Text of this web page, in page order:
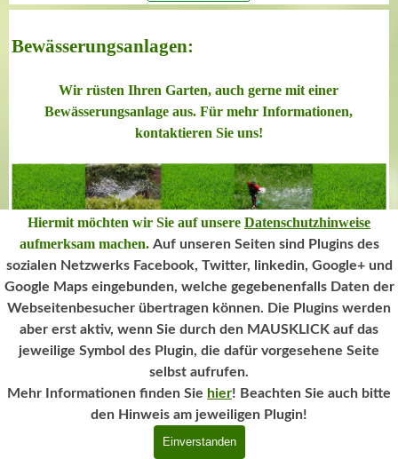
Bewässerungsanlagen:
Wir rüsten Ihren Garten, auch gernemit einer
Bewässerungsanlage aus. Für mehr Informationen,
kontaktieren Sie uns!
Impressum | Datenschutzbestimmungen
Haftungsausschluss
Created by
Zum Warenkorb
0,00 €
Hiermit möchten wir Sie auf unsere Datenschutzhinweise
aufmerksam machen. Auf unseren Seiten sind Plugins des
sozialen Netzwerks Facebook, Twitter, linkedin, Google+ und
Google Maps eingebunden, welche gegebenenfalls Daten der
Webseitenbesucher übertragen können. Die Plugins werden
aber erst aktiv, wenn Sie durch den MAUSKLICK auf das
jeweilige Symbol des Plugin, die dafür vorgesehene Seite
selbst aufrufen.
Mehr Informationen finden Sie hier! Beachten Sie auch bitte
den Hinweis am jeweiligen Plugin!
Einverstanden